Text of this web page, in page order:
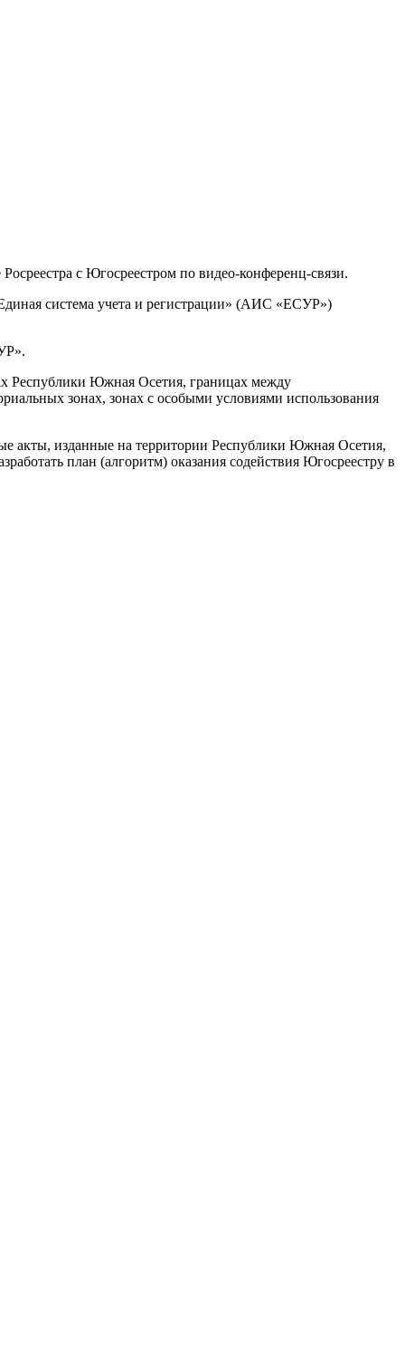
с Югосреестром по видео-конференц-связи.
система учета и регистрации» (АИС «ЕСУР»)
Республики Южная Осетия, границах между
зонах, зонах с особыми условиями использования
акты, изданные на территории Республики Южная Осетия,
план (алгоритм) оказания содействия Югосреестру в